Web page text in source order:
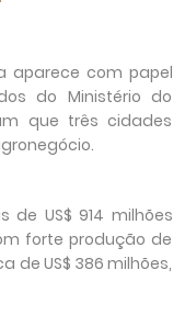
aparece com papel
do Ministério do
que três cidades
US$ 914 milhões
forte produção de
de US$ 386 milhões,